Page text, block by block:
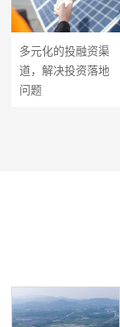
多元化的投融资渠
道，解决投资落地
问题